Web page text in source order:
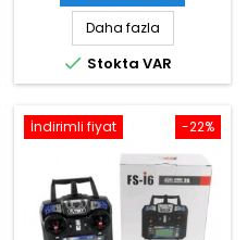
Daha fazla
 Stokta VAR
-22%
İndirimli fiyat